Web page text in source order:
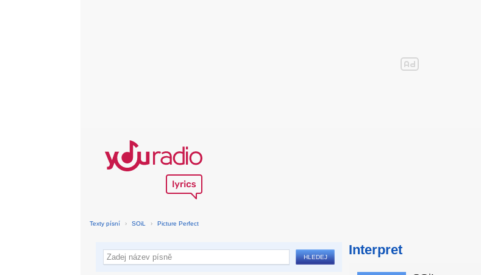
Texty písní › SOiL › Picture Perfect
Interpret